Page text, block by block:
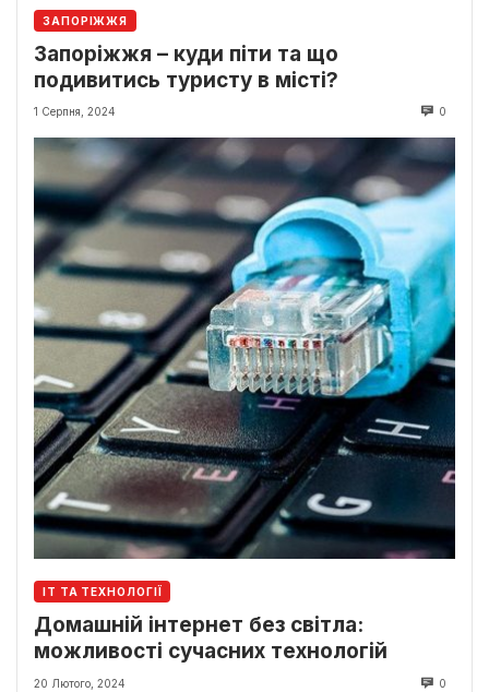
ЗАПОРІЖЖЯ
Запоріжжя – куди піти та що
подивитись туристу в місті?
1 Серпня, 2024 0
ІТ ТА ТЕХНОЛОГІЇ
Домашній інтернет без світла:
можливості сучасних технологій
20 Лютого, 2024 0